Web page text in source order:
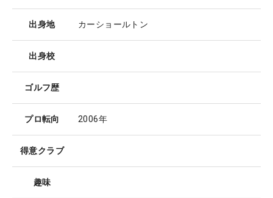
出身地 カーショールトン
出身校
ゴルフ歴
プロ転向 2006年
得意クラブ
趣味